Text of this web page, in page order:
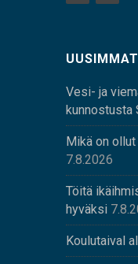
UUSIMMAT
Vesi- ja
kunnostusta
Mikä on
7.8.2026
Töitä
hyväksi
Koulutaival